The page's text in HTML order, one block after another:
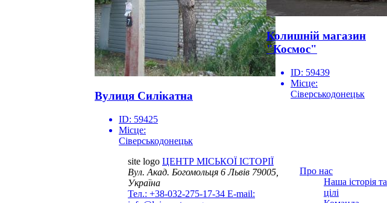
Вулиця Силікатна
ID: 59425
Місце:
Сіверськодонецьк
Колишній магазин
"Космос"
ID: 59439
Місце:
Сіверськодонецьк
site logo ЦЕНТР МІСЬКОЇ ІСТОРІЇ
Вул. Акад. Богомольця 6Львів 79005,
Україна
Тел.: +38-032-275-17-34 E-mail:
Про нас
Наша історія та
цілі